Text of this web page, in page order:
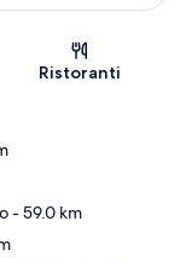
Ristoranti
- 59.0 km